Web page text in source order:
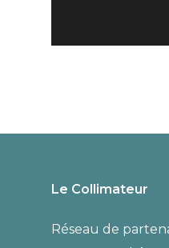
Actualités
Actualités
films :
Le Collimateur
Réseau de